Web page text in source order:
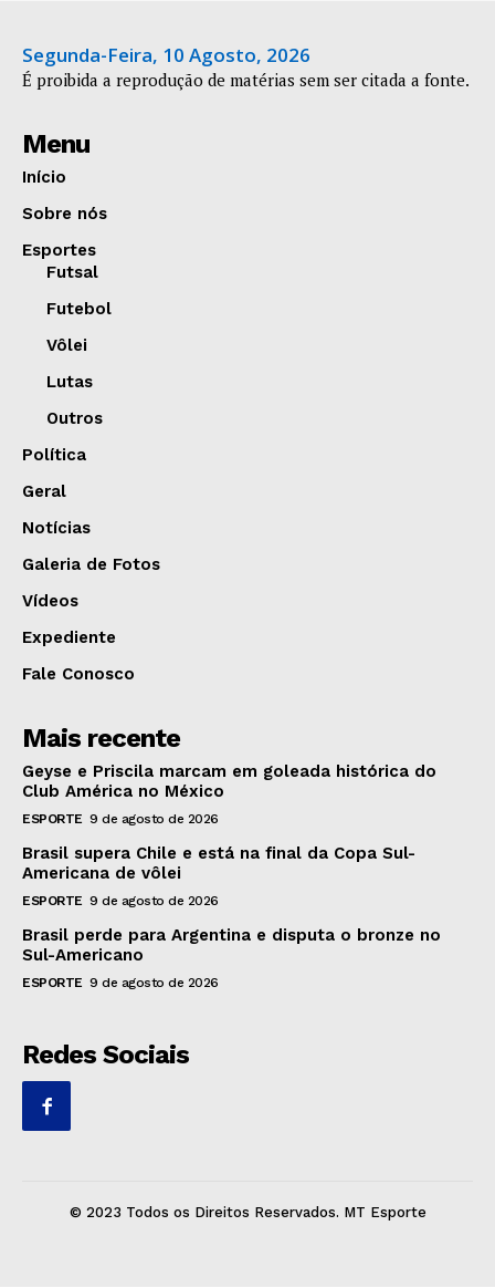
Segunda-Feira, 10 Agosto, 2026
É proibida a reprodução de matérias sem ser citada a fonte.
Menu
Início
Sobre nós
Esportes
Futsal
Futebol
Vôlei
Lutas
Outros
Política
Geral
Notícias
Galeria de Fotos
Vídeos
Expediente
Fale Conosco
Mais recente
Geyse e Priscila marcam em goleada histórica do
Club América no México
ESPORTE 9 de agosto de 2026
Brasil supera Chile e está na final da Copa Sul-
Americana de vôlei
ESPORTE 9 de agosto de 2026
Brasil perde para Argentina e disputa o bronze no
Sul-Americano
ESPORTE 9 de agosto de 2026
Redes Sociais
© 2023 Todos os Direitos Reservados. MT Esporte